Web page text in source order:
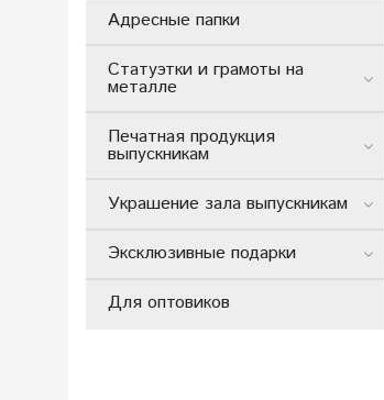
Адресные папки
Статуэтки и грамоты на
металле
Печатная продукция
выпускникам
Украшение зала выпускникам
Эксклюзивные подарки
Для оптовиков